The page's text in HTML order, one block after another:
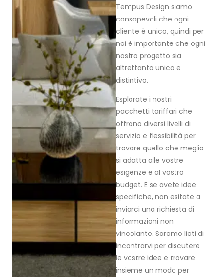
Tempus Design siamo
consapevoli che ogni
cliente è unico, quindi per
noi è importante che ogni
nostro progetto sia
altrettanto unico e
distintivo.
Esplorate i nostri
pacchetti tariffari che
offrono diversi livelli di
servizio e flessibilità per
trovare quello che meglio
si adatta alle vostre
esigenze e al vostro
budget. E se avete idee
specifiche, non esitate a
inviarci una richiesta di
informazioni non
vincolante. Saremo lieti di
incontrarvi per discutere
le vostre idee e trovare
insieme un modo per